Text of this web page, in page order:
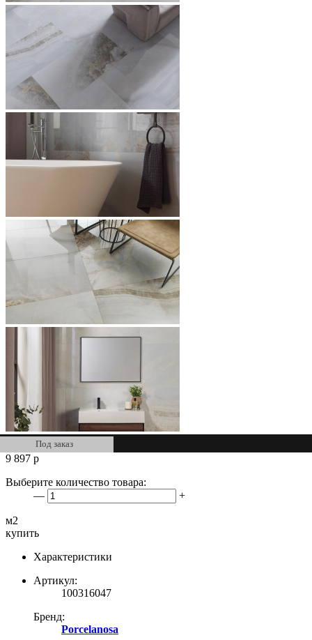
Под заказ
9 897 р
Выберите количество товара:
—
+
м2
купить
Характеристики
Артикул:
100316047
Бренд:
Porcelanosa